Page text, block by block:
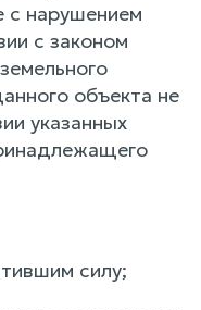
с нарушением
с законом
объекта не
указанных
силу;